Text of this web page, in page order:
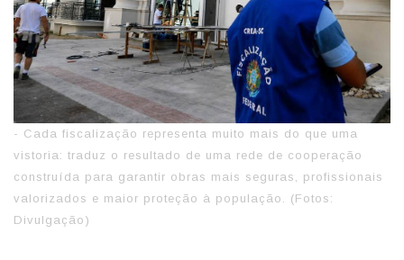
- Cada fiscalização representa muito mais do que uma
vistoria: traduz o resultado de uma rede de cooperação
construída para garantir obras mais seguras, profissionais
valorizados e maior proteção à população. (Fotos:
Divulgação)